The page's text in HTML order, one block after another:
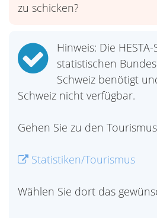
zu schicken?
Hinweis: Die
statistischen
Schweiz benötigt
Schweiz nicht verfügbar.
Gehen Sie zu den
Statistiken/Tourismus
Wählen Sie dort das